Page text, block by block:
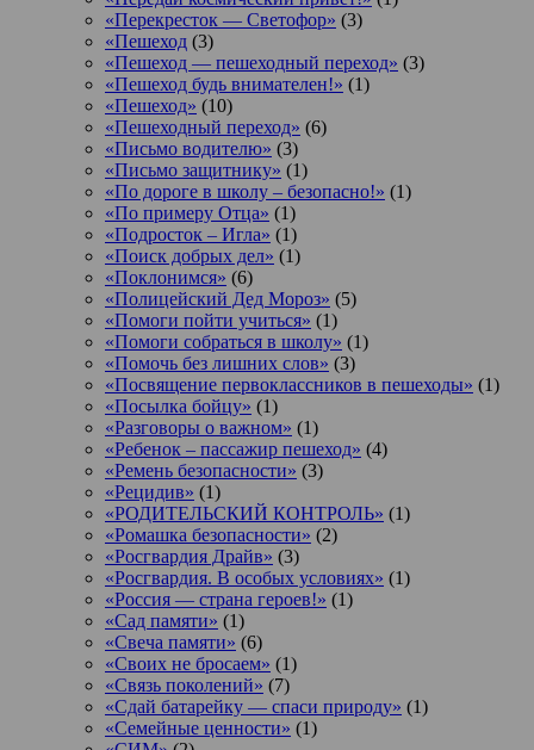
«Перекресток — Светофор» (3)
«Пешеход (3)
«Пешеход — пешеходный переход» (3)
«Пешеход будь внимателен!» (1)
«Пешеход» (10)
«Пешеходный переход» (6)
«Письмо водителю» (3)
«Письмо защитнику» (1)
«По дороге в школу – безопасно!» (1)
«По примеру Отца» (1)
«Подросток ‒ Игла» (1)
«Поиск добрых дел» (1)
«Поклонимся» (6)
«Полицейский Дед Мороз» (5)
«Помоги пойти учиться» (1)
«Помоги собраться в школу» (1)
«Помочь без лишних слов» (3)
«Посвящение первоклассников в пешеходы» (1)
«Посылка бойцу» (1)
«Разговоры о важном» (1)
«Ребенок – пассажир пешеход» (4)
«Ремень безопасности» (3)
«Рецидив» (1)
«РОДИТЕЛЬСКИЙ КОНТРОЛЬ» (1)
«Ромашка безопасности» (2)
«Росгвардия Драйв» (3)
«Росгвардия. В особых условиях» (1)
«Россия — страна героев!» (1)
«Сад памяти» (1)
«Свеча памяти» (6)
«Своих не бросаем» (1)
«Связь поколений» (7)
«Сдай батарейку — спаси природу» (1)
«Семейные ценности» (1)